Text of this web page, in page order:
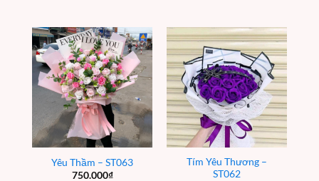
Yêu Thầm – ST063
750.000₫
Tím Yêu Thương –
ST062